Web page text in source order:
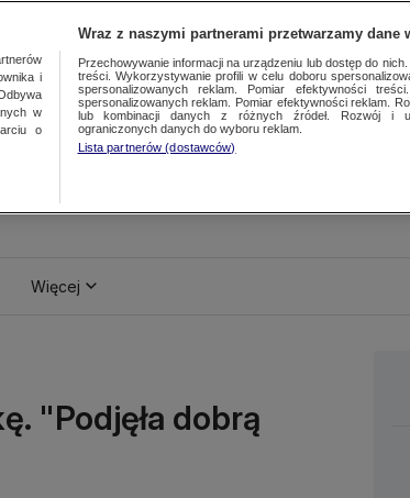
Więcej
"Podjęła dobrą
i
w
o
Wraz z naszymi partnerami przetwarzamy dane
Przechowywanie informacji na urządzeniu lub dostęp do
treści. Wykorzystywanie profili w celu doboru
spersonalizowanych reklam. Pomiar efektywności
spersonalizowanych reklam. Pomiar efektywności reklam.
lub kombinacji danych z różnych źródeł. Rozwój i
ograniczonych danych do wyboru reklam.
Lista partnerów (dostawców)